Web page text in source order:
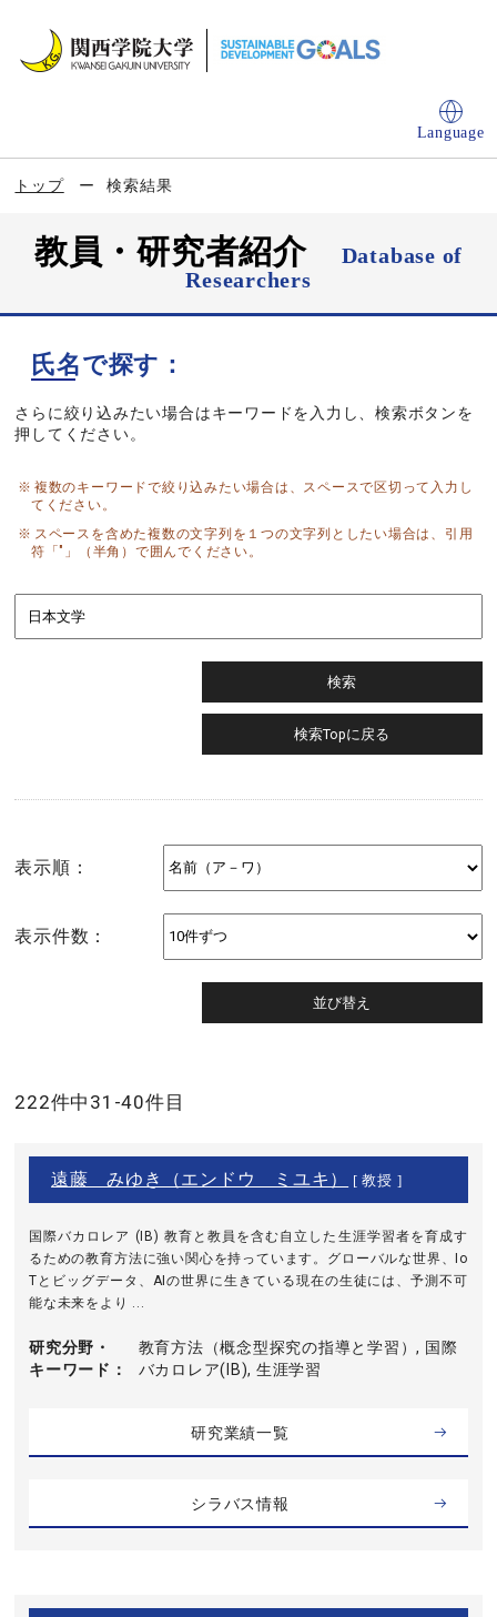
Language
トップ 検索結果
教員・研究者紹介
Database of
Researchers
氏名で探す：
さらに絞り込みたい場合はキーワードを入力し、検索ボタンを
押してください。
複数のキーワードで絞り込みたい場合は、スペースで区切って入力し
てください。
スペースを含めた複数の文字列を１つの文字列としたい場合は、引用
符「"」（半角）で囲んでください。
表示順：
表示件数：
222件中31-40件目
遠藤 みゆき（エンドウ ミユキ） [ 教授 ]
国際バカロレア (IB) 教育と教員を含む自立した生涯学習者を育成す
るための教育方法に強い関心を持っています。グローバルな世界、Io
Tとビッグデータ、AIの世界に生きている現在の生徒には、予測不可
能な未来をより ...
研究分野・
キーワード
教育方法（概念型探究の指導と学習）, 国際
バカロレア(IB), 生涯学習
研究業績一覧
シラバス情報